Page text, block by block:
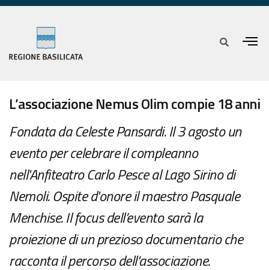
L’associazione Nemus Olim compie 18 anni
Fondata da Celeste Pansardi. Il 3 agosto un
evento per celebrare il compleanno
nell'Anfiteatro Carlo Pesce al Lago Sirino di
Nemoli. Ospite d'onore il maestro Pasquale
Menchise. Il focus dell’evento sarà la
proiezione di un prezioso documentario che
racconta il percorso dell'associazione.